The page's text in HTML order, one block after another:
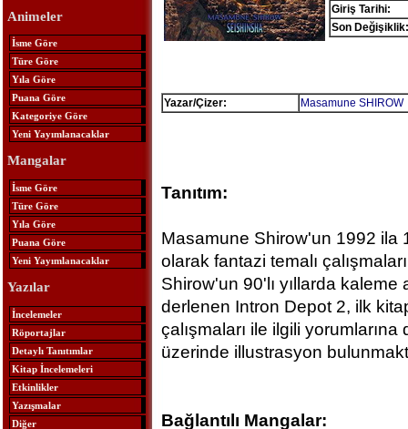
Animeler
İsme Göre
Türe Göre
Yıla Göre
Puana Göre
Kategoriye Göre
Yeni Yayımlanacaklar
Mangalar
İsme Göre
Türe Göre
Yıla Göre
Puana Göre
Yeni Yayımlanacaklar
Yazılar
İncelemeler
Röportajlar
Detaylı Tanıtımlar
Kitap İncelemeleri
Etkinlikler
Yazışmalar
Diğer
Giriş Tarihi:
Son Değişiklik:
Yazar/Çizer: Masamune SHIROW
Tanıtım:
Masamune Shirow'un 1992 ila
olarak fantazi temalı
Shirow'un 90'lı yıllarda kaleme
derlenen Intron Depot 2, ilk
çalışmaları ile ilgili
üzerinde illustrasyon
Bağlantılı Mangalar: